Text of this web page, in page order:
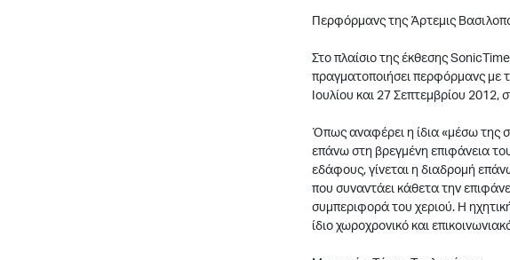
Περφόρμανς της Άρτεμις
Στο πλαίσιο της έκθεσης
πραγματοποιήσει περφόρμανς με
Ιουλίου και 27 Σεπτεμβρίου 2012,
Όπως αναφέρει η ίδια «μέσω της
επάνω στη βρεγμένη επιφάνεια
εδάφους, γίνεται η διαδρομή
που συναντάει κάθετα την
συμπεριφορά του χεριού. Η
ίδιο χωροχρονικό και